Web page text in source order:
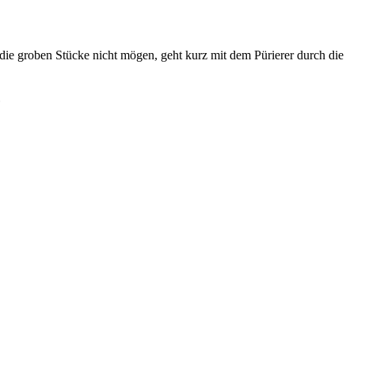
groben Stücke nicht mögen, geht kurz mit dem Pürierer durch die